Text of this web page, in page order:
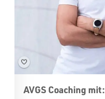
AVGS Coaching mit: